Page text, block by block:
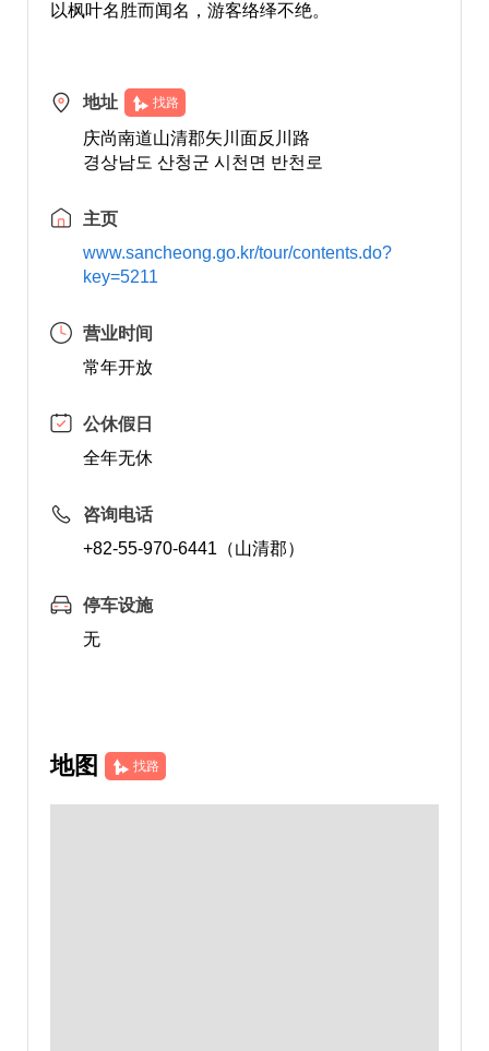
以枫叶名胜而闻名，游客络绎不绝。
地址 找路
庆尚南道山清郡矢川面反川路
경상남도 산청군 시천면 반천로
主页
www.sancheong.go.kr/tour/contents.do?
key=5211
营业时间
常年开放
公休假日
全年无休
咨询电话
+82-55-970-6441（山清郡）
停车设施
无
地图 找路